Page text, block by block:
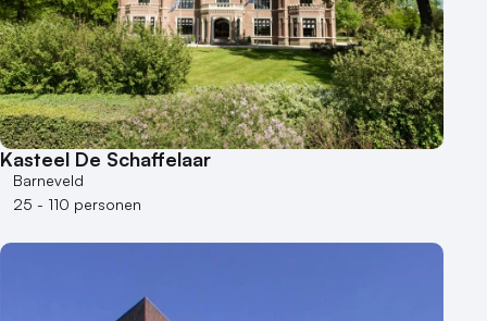
Kasteel De Schaffelaar
Barneveld
25 - 110 personen